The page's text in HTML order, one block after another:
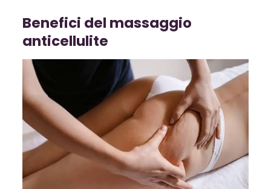
Benefici del massaggio
anticellulite